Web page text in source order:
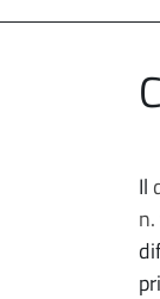
Il